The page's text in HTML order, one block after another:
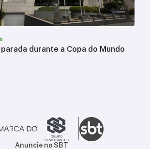
durante a Copa do Mundo
Anuncie no SBT